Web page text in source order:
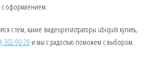
с оформлением.
с тем, какие видеорегистраторы ubiquiti купить,
302-90-20 и мы с радостью поможем с выбором.